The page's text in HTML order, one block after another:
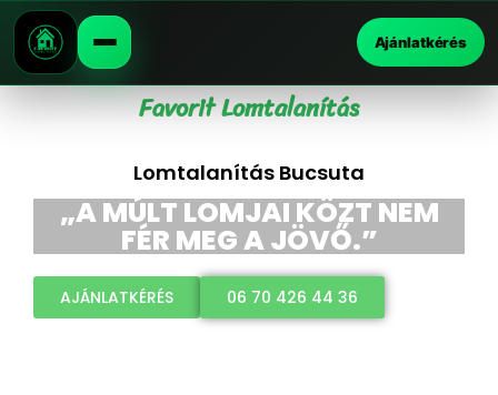
Ajánlatkérés
Favorit Lomtalanítás
Lomtalanítás Bucsuta
„A MÚLT LOMJAI KÖZT NEM
FÉR MEG A JÖVŐ.”
AJÁNLATKÉRÉS 06 70 426 44 36